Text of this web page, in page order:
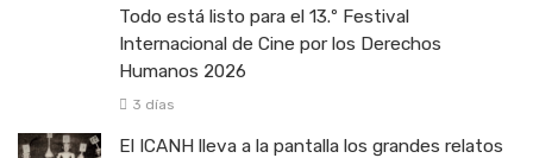
Todo está listo para el 13.º Festival
Internacional de Cine por los Derechos
Humanos 2026
3 días
El ICANH lleva a la pantalla los grandes relatos